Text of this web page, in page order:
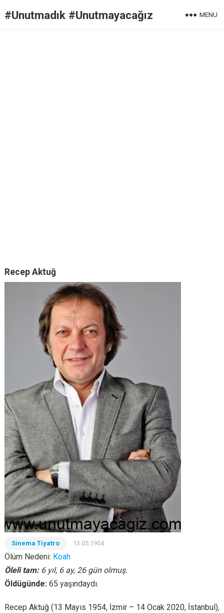
#Unutmadık #Unutmayacağız MENU
Recep Aktuğ
Sinema Tiyatro 13.05.1954
Ölüm Nedeni: Koah
Öleli tam: 6 yıl, 6 ay, 26 gün olmuş.
Öldügünde: 65 yaşındaydı.
Recep Aktuğ (13 Mayıs 1954, İzmir – 14 Ocak 2020, İstanbul),